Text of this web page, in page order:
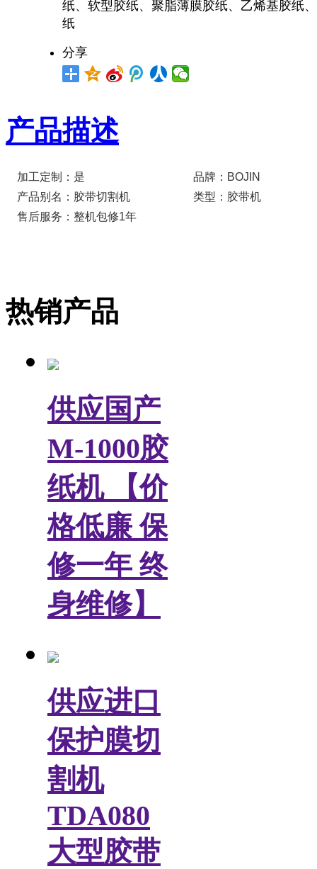
纸、软型胶纸、聚脂薄膜胶纸、乙烯基胶纸
纸
分享
产品描述
加工定制：是
品牌：BOJIN
产品别名：胶带切割机
类型：胶带机
售后服务：整机包修1年
热销产品
供应国产
M-1000胶
纸机 【价
格低廉 保
修一年 终
身维修】
供应进口
保护膜切
割机
TDA080
大型胶带